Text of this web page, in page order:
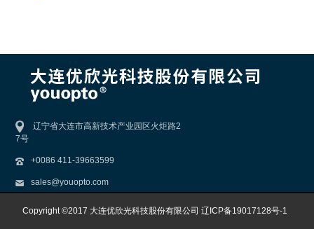
辽宁省大连市高新技术产业园区火炬路2
7号
+0086 411-39663599
sales@youopto.com
Copyright ©2017 大连优欣光科技股份有限公司 辽ICP备19017128号-1